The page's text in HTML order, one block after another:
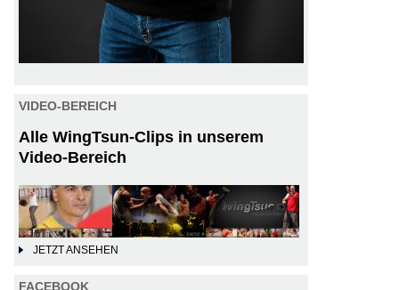
VIDEO-BEREICH
Alle WingTsun-Clips in unserem
Video-Bereich
JETZT ANSEHEN
FACEBOOK